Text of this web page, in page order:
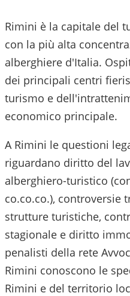
Rimini è la capitale del
con la più alta
alberghiere d'Italia.
dei principali centri
turismo e
economico principale.
A Rimini le questioni
riguardano diritto del
alberghiero-turistico
co.co.co.), controversie
strutture turistiche,
stagionale e diritto
penalisti della rete
Rimini conoscono le
Rimini e del territorio